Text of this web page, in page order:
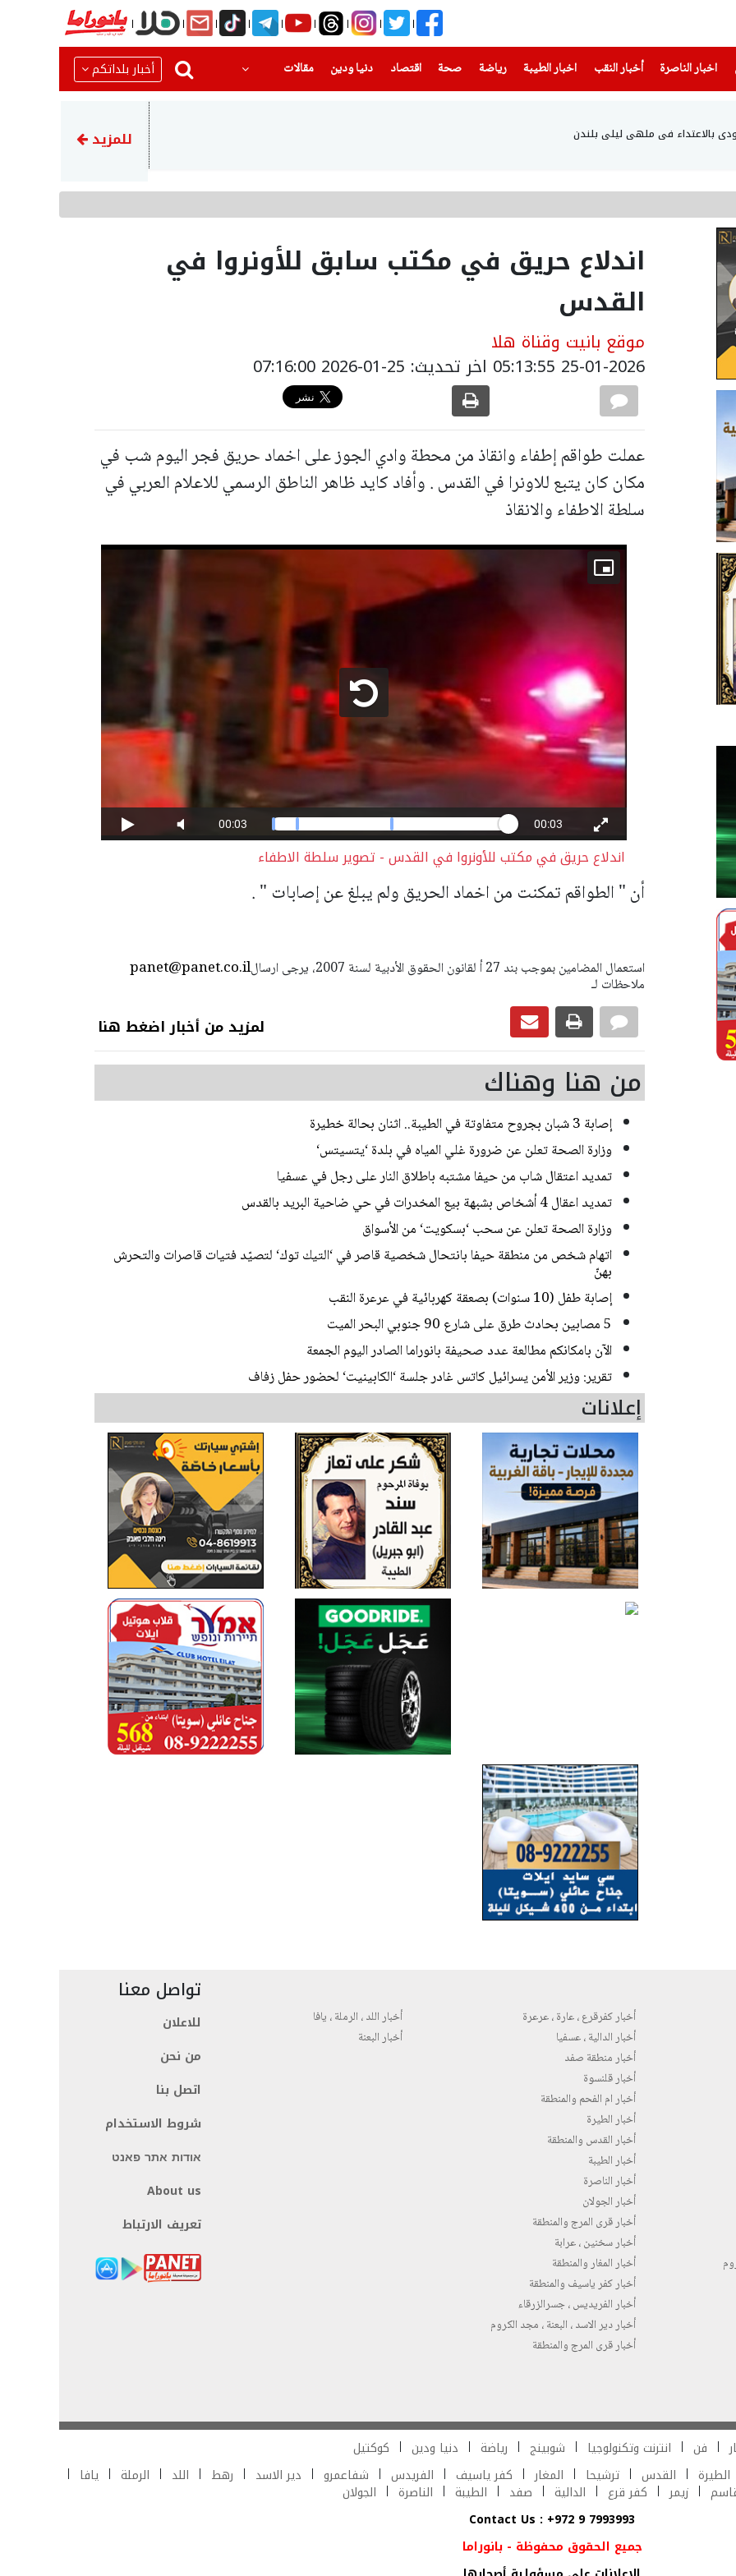
اخبار الناصرة
(current) أخبار النقب اخبار الطيبة(current) رياضة
(current) صحة(current) اقتصاد دنيا ودين
(current) مقالات أخبار بلداتكم
بالاعتداء في ملهى ليلي بلندن عراقجي يشيد بالجيش
للمزيد
اندلاع حريق في مكتب سابق للأونروا في
القدس
موقع بانيت وقناة هلا
25-01-2026 05:13:55 اخر تحديث: 25-01-2026 07:16:00
عملت طواقم إطفاء وانقاذ من محطة وادي الجوز على اخماد حريق فجر اليوم شب في
مكان كان يتبع للاونرا في القدس . وأفاد كايد ظاهر الناطق الرسمي للاعلام العربي في
سلطة الاطفاء والانقاذ
اندلاع حريق في مكتب للأونروا في القدس - تصوير سلطة الاطفاء
أن " الطواقم تمكنت من اخماد الحريق ولم يبلغ عن إصابات " .
panet@panet.co.ilاستعمال المضامين بموجب بند 27 أ لقانون الحقوق الأدبية لسنة 2007، يرجى ارسال
ملاحظات لـ
لمزيد من أخبار اضغط هنا
من هنا وهناك
إصابة 3 شبان بجروح متفاوتة في الطيبة.. اثنان بحالة خطيرة
وزارة الصحة تعلن عن ضرورة غلي المياه في بلدة ‘يتسيتس‘
تمديد اعتقال شاب من حيفا مشتبه باطلاق النار على رجل في عسفيا
تمديد اعقال 4 أشخاص بشبهة بيع المخدرات في حي ضاحية البريد بالقدس
وزارة الصحة تعلن عن سحب ‘بسكويت‘ من الأسواق
اتهام شخص من منطقة حيفا بانتحال شخصية قاصر في ‘التيك توك‘ لتصيّد فتيات قاصرات والتحرش
بهنّ
إصابة طفل (10 سنوات) بصعقة كهربائية في عرعرة النقب
5 مصابين بحادث طرق على شارع 90 جنوبي البحر الميت
الآن بامكانكم مطالعة عدد صحيفة بانوراما الصادر اليوم الجمعة
تقرير: وزير الأمن يسرائيل كاتس غادر جلسة ‘الكابينيت‘ لحضور حفل زفاف
إعلانات
أخبار كفرقرع ، عارة ، عرعرة
أخبار الدالية ، عسفيا
أخبار منطقة صفد
أخبار قلنسوة
أخبار ام الفحم والمنطقة
أخبار الطيرة
أخبار القدس والمنطقة
أخبار الطيبة
أخبار الناصرة
أخبار الجولان
أخبار قرى المرج والمنطقة
أخبار سخنين ، عرابة
أخبار المغار والمنطقة
أخبار كفر ياسيف والمنطقة
أخبار الفريديس ، جسرالزرقاء
أخبار دير الاسد ، البعنة ، مجد الكروم
أخبار قرى المرج والمنطقة
أخبار اللد ، الرملة ، يافا
أخبار البعنة
تواصل معنا
للاعلان
من نحن
اتصل بنا
شروط الاستخدام
אודות אתר פאנט
About us
تعريف الارتباط
فن انترنت وتكنولوجيا شوبينج رياضة دنيا ودين
كوكتيل
الطيرة القدس ترشيحا المغار كفر ياسيف الفريدس شفاعمرو دير الاسد رهط اللد الرملة يافا
زيمر كفر قرع الدالية صفد الطيبة الناصرة
الجولان
Contact Us : +972 9 7993993
جميع الحقوق محفوظة - بانوراما